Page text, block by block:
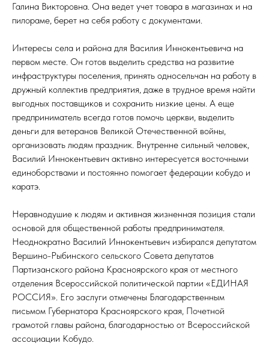
Галина Викторовна. Она ведет учет товара в магазинах и на
пилораме, берет на себя работу с документами.
Интересы села и района для Василия Иннокентьевича на
первом месте. Он готов выделить средства на развитие
инфраструктуры поселения, принять односельчан на работу в
дружный коллектив предприятия, даже в трудное время найти
выгодных поставщиков и сохранить низкие цены. А еще
предприниматель всегда готов помочь церкви, выделить
деньги для ветеранов Великой Отечественной войны,
организовать людям праздник. Внутренне сильный человек,
Василий Иннокентьевич активно интересуется восточными
единоборствами и постоянно помогает федерации кобудо и
каратэ.
Неравнодушие к людям и активная жизненная позиция стали
основой для общественной работы предпринимателя.
Неоднократно Василий Иннокентьевич избирался депутатом
Вершино-Рыбинского сельского Совета депутатов
Партизанского района Красноярского края от местного
отделения Всероссийской политической партии «ЕДИНАЯ
РОССИЯ». Его заслуги отмечены Благодарственным
письмом Губернатора Красноярского края, Почетной
грамотой главы района, благодарностью от Всероссийской
ассоциации Кобудо.